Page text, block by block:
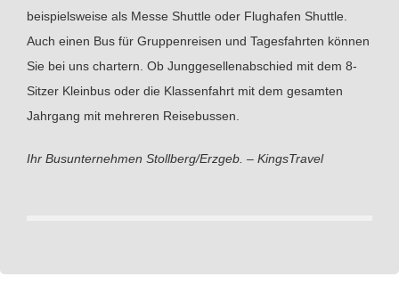
beispielsweise als Messe Shuttle oder Flughafen Shuttle.
Auch einen Bus für Gruppenreisen und Tagesfahrten können
Sie bei uns chartern. Ob Junggesellenabschied mit dem 8-
Sitzer Kleinbus oder die Klassenfahrt mit dem gesamten
Jahrgang mit mehreren Reisebussen.
Ihr Busunternehmen Stollberg/Erzgeb. – KingsTravel